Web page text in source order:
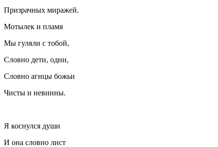
Призрачных миражей.
Мотылек и пламя
Мы гуляли с тобой,
Словно дети, одни,
Словно агнцы божьи
Чисты и невинны.
Я коснулся души
И она словно лист